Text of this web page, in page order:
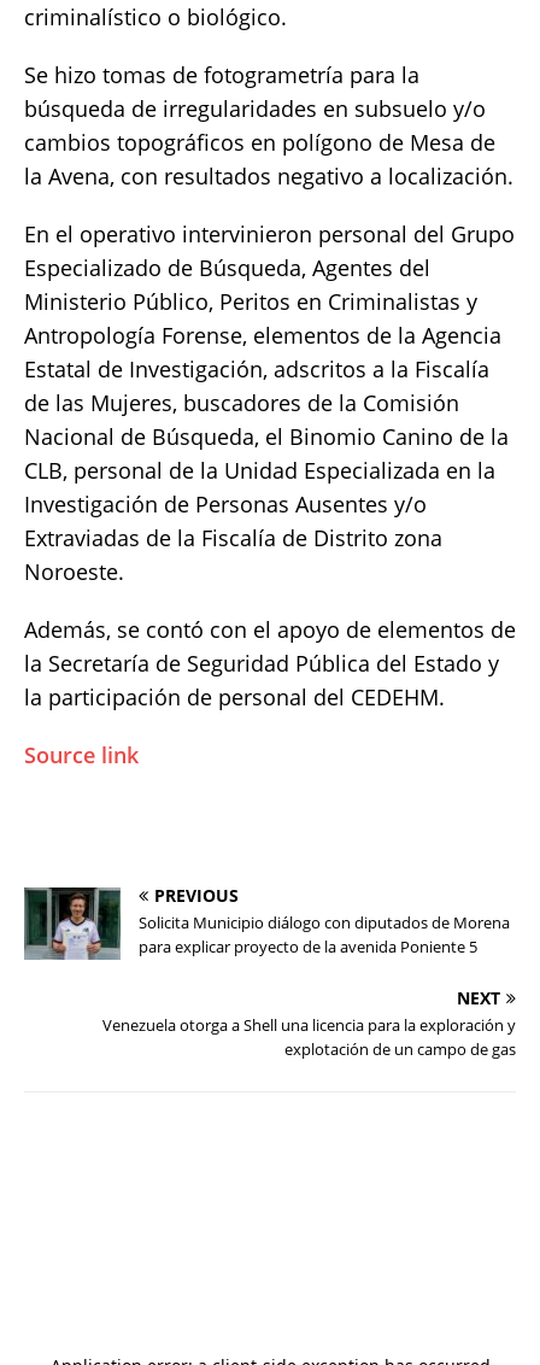
criminalístico o biológico.
Se hizo tomas de fotogrametría para la
búsqueda de irregularidades en subsuelo y/o
cambios topográficos en polígono de Mesa de
la Avena, con resultados negativo a localización.
En el operativo intervinieron personal del Grupo
Especializado de Búsqueda, Agentes del
Ministerio Público, Peritos en Criminalistas y
Antropología Forense, elementos de la Agencia
Estatal de Investigación, adscritos a la Fiscalía
de las Mujeres, buscadores de la Comisión
Nacional de Búsqueda, el Binomio Canino de la
CLB, personal de la Unidad Especializada en la
Investigación de Personas Ausentes y/o
Extraviadas de la Fiscalía de Distrito zona
Noroeste.
Además, se contó con el apoyo de elementos de
la Secretaría de Seguridad Pública del Estado y
la participación de personal del CEDEHM.
Source link
PREVIOUS
Solicita Municipio diálogo con diputados de Morena
para explicar proyecto de la avenida Poniente 5
NEXT
Venezuela otorga a Shell una licencia para la exploración y
explotación de un campo de gas